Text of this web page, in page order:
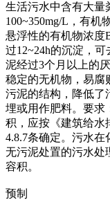
生活污水中含有大量
100~350mg/L，有机
悬浮性的有机物浓度
过12~24h的沉淀，
泥经过3个月以上的
稳定的无机物，易腐
污泥的结构，降低了
埋或用作肥料。要求
积，应按《建筑给水
4.8.7条确定。污水在
无污泥处置的污水处
容积。
预制